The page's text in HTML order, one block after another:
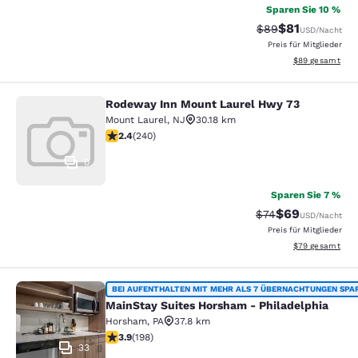
Sparen Sie 10 %
$89Vergünstigter
$81USD/Nacht
Preis für Mitglieder
Geschätzte
$89 gesamt
Rodeway Inn Mount Laurel Hwy 73
0
Rodeway Inn Mount Laurel Hwy 73
Mount Laurel, NJ
30.18 km
2.39-Sterne-Bewertung. Mittelmäßig. 240
2.4(240)
Sparen Sie 7 %
$74Vergünstigter
$69USD/Nacht
Preis für Mitglieder
Geschätzte
$79 gesamt
MainStay Suites Horsham -
33
BEI AUFENTHALTEN MIT MEHR ALS 7 ÜBERNACHTUNGEN
MainStay Suites Horsham - Philadelphia
Horsham, PA
37.8 km
3.89-Sterne-Bewertung. Gut. 198 Bewertungen
3.9(198)